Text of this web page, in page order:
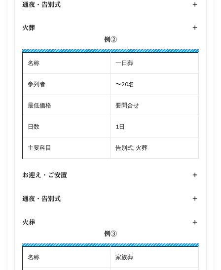
通夜・告別式 +
火葬
+
例②
名称 一日葬
参列者 〜20名
最低価格 要問合せ
日数 1日
主要科目 告別式, 火葬
お迎え・ご安置 +
通夜・告別式 +
火葬
+
例③
名称 家族葬